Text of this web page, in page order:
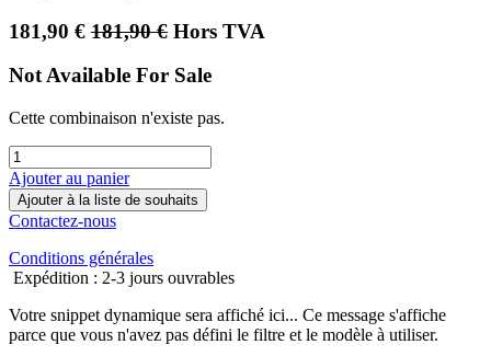
181,90 € 181,90€ Hors TVA
Not Available For Sale
Cette combinaison n'existe pas.
Ajouter au panier
Ajouter à la liste de souhaits
Contactez-nous
Conditions générales
Expédition : 2-3 jours ouvrables
Votre snippet dynamique sera affiché ici... Ce message s'affiche
parce que vous n'avez pas défini le filtre et le modèle à utiliser.